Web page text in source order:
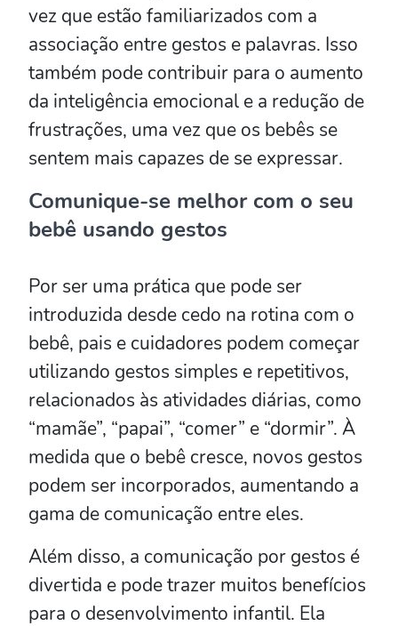
vez que estão familiarizados com a
associação entre gestos e palavras. Isso
também pode contribuir para o aumento
da inteligência emocional e a redução de
frustrações, uma vez que os bebês se
sentem mais capazes de se expressar.
Comunique-se melhor com o seu
bebê usando gestos
Por ser uma prática que pode ser
introduzida desde cedo na rotina com o
bebê, pais e cuidadores podem começar
utilizando gestos simples e repetitivos,
relacionados às atividades diárias, como
“mamãe”, “papai”, “comer” e “dormir”. À
medida que o bebê cresce, novos gestos
podem ser incorporados, aumentando a
gama de comunicação entre eles.
Além disso, a comunicação por gestos é
divertida e pode trazer muitos benefícios
para o desenvolvimento infantil. Ela